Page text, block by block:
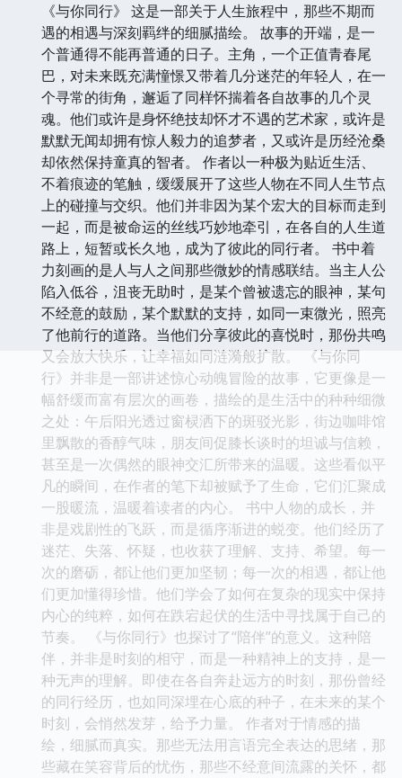
《与你同行》 这是一部关于人生旅程中，那些不期而
遇的相遇与深刻羁绊的细腻描绘。 故事的开端，是一
个普通得不能再普通的日子。主角，一个正值青春尾
巴，对未来既充满憧憬又带着几分迷茫的年轻人，在一
个寻常的街角，邂逅了同样怀揣着各自故事的几个灵
魂。他们或许是身怀绝技却怀才不遇的艺术家，或许是
默默无闻却拥有惊人毅力的追梦者，又或许是历经沧桑
却依然保持童真的智者。 作者以一种极为贴近生活、
不着痕迹的笔触，缓缓展开了这些人物在不同人生节点
上的碰撞与交织。他们并非因为某个宏大的目标而走到
一起，而是被命运的丝线巧妙地牵引，在各自的人生道
路上，短暂或长久地，成为了彼此的同行者。 书中着
力刻画的是人与人之间那些微妙的情感联结。当主人公
陷入低谷，沮丧无助时，是某个曾被遗忘的眼神，某句
不经意的鼓励，某个默默的支持，如同一束微光，照亮
了他前行的道路。当他们分享彼此的喜悦时，那份共鸣
又会放大快乐，让幸福如同涟漪般扩散。 《与你同
行》并非是一部讲述惊心动魄冒险的故事，它更像是一
幅舒缓而富有层次的画卷，描绘的是生活中的种种细微
之处：午后阳光透过窗棂洒下的斑驳光影，街边咖啡馆
里飘散的香醇气味，朋友间促膝长谈时的坦诚与信赖，
甚至是一次偶然的眼神交汇所带来的温暖。这些看似平
凡的瞬间，在作者的笔下却被赋予了生命，它们汇聚成
一股暖流，温暖着读者的内心。 书中人物的成长，并
非是戏剧性的飞跃，而是循序渐进的蜕变。他们经历了
迷茫、失落、怀疑，也收获了理解、支持、希望。每一
次的磨砺，都让他们更加坚韧；每一次的相遇，都让他
们更加懂得珍惜。他们学会了如何在复杂的现实中保持
内心的纯粹，如何在跌宕起伏的生活中寻找属于自己的
节奏。 《与你同行》也探讨了“陪伴”的意义。这种陪
伴，并非是时刻的相守，而是一种精神上的支持，是一
种无声的理解。即使在各自奔赴远方的时刻，那份曾经
的同行经历，也如同深埋在心底的种子，在未来的某个
时刻，会悄然发芽，给予力量。 作者对于情感的描
绘，细腻而真实。那些无法用言语完全表达的思绪，那
些藏在笑容背后的忧伤，那些不经意间流露的关怀，都